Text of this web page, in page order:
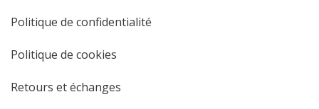
Politique de confidentialité
Politique de cookies
Retours et échanges